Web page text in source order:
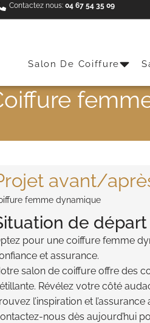
Contactez nous:04 67 54 35 09
Salon De Coiffure
avant/
femme dynamique
de départ
pour une coiffure femme
et assurance.
salon de coiffure offre des
Révélez votre côté
l’inspiration et
nous dès aujourd’hui